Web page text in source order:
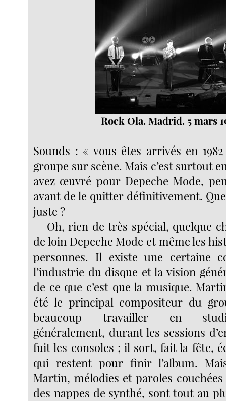
Rock Ola. Madrid. 5 mars
Sounds : « vous êtes arrivés en
groupe sur scène. Mais c’est surtout
avez œuvré pour Depeche Mode,
avant de le quitter définitivement. Que
juste ?
— Oh, rien de très spécial, quelque
de loin Depeche Mode et même les
personnes. Il existe une certaine
l’industrie du disque et la vision
de ce que c’est que la musique.
été le principal compositeur du
beaucoup travailler en
généralement, durant les sessions
fuit les consoles ; il sort, fait la fête,
qui restent pour finir l’album.
Martin, mélodies et paroles
des nappes de synthé, sont tout au